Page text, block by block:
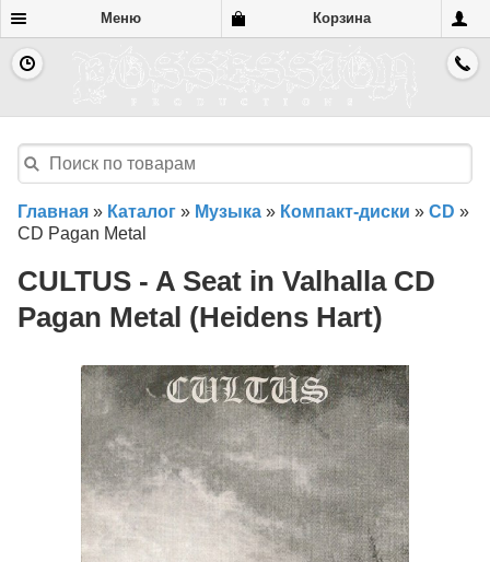
Меню Корзина
Главная » Каталог » Музыка » Компакт-диски » CD »
CD Pagan Metal
CULTUS - A Seat in Valhalla CD
Pagan Metal (Heidens Hart)